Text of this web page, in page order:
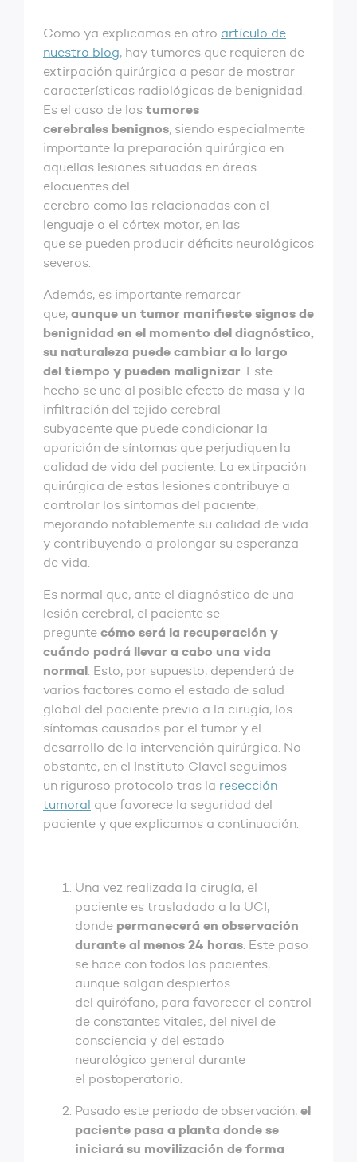
Como ya explicamos en otro artículo de
nuestro blog, hay tumores que requieren de
extirpación quirúrgica a pesar de mostrar
características radiológicas de benignidad.
Es el caso de los tumores
cerebrales benignos, siendo especialmente
importante la preparación quirúrgica en
aquellas lesiones situadas en áreas
elocuentes del
cerebro como las relacionadas con el
lenguaje o el córtex motor, en las
que se pueden producir déficits neurológicos
severos.
Además, es importante remarcar
que, aunque un tumor manifieste signos de
benignidad en el momento del diagnóstico,
su naturaleza puede cambiar a lo largo
del tiempo y pueden malignizar. Este
hecho se une al posible efecto de masa y la
infiltración del tejido cerebral
subyacente que puede condicionar la
aparición de síntomas que perjudiquen la
calidad de vida del paciente. La extirpación
quirúrgica de estas lesiones contribuye a
controlar los síntomas del paciente,
mejorando notablemente su calidad de vida
y contribuyendo a prolongar su esperanza
de vida.
Es normal que, ante el diagnóstico de una
lesión cerebral, el paciente se
pregunte cómo será la recuperación y
cuándo podrá llevar a cabo una vida
normal. Esto, por supuesto, dependerá de
varios factores como el estado de salud
global del paciente previo a la cirugía, los
síntomas causados por el tumor y el
desarrollo de la intervención quirúrgica. No
obstante, en el Instituto Clavel seguimos
un riguroso protocolo tras la resección
tumoral que favorece la seguridad del
paciente y que explicamos a continuación.
Una vez realizada la cirugía, el
paciente es trasladado a la UCI,
donde permanecerá en observación
durante al menos 24 horas. Este paso
se hace con todos los pacientes,
aunque salgan despiertos
del quirófano, para favorecer el control
de constantes vitales, del nivel de
consciencia y del estado
neurológico general durante
el postoperatorio.
Pasado este periodo de observación, el
paciente pasa a planta donde se
iniciará su movilización de forma